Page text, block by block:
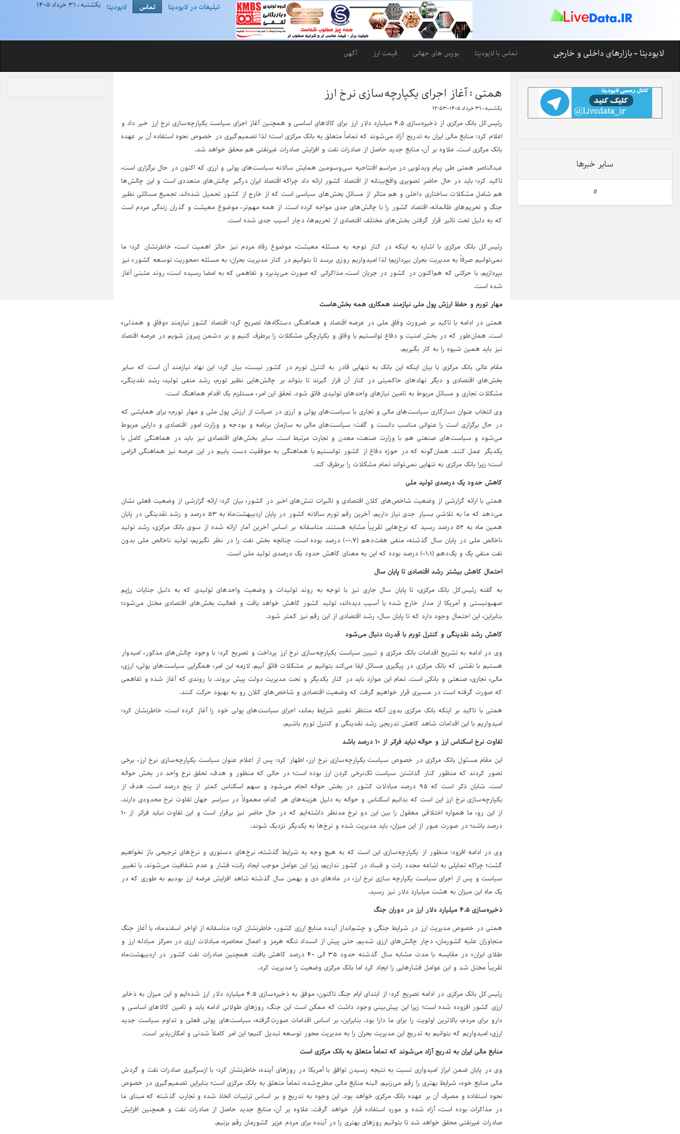
تبلیغات در لایودیتا تماس لایودیتا یکشنبه ، ۳۱ خرداد ۱۴۰۵
لایودیتا - بازارهای داخلی و خارجی آگهی قیمت ارز بورس های جهانی تماس با لایودیتا
همتی : آغاز اجرای یکپارچه‌سازی نرخ ارز
یکشنبه ، ۳۱ خرداد ۱۴۰۵-۱۲:۵۳
رئیس‌کل بانک مرکزی از ذخیره‌سازی ۴.۵ میلیارد دلار ارز برای کالاهای اساسی و همچنین آغاز اجرای سیاست یکپارچه‌سازی نرخ ارز خبر داد و
اعلام کرد: منابع مالی ایران به تدریج آزاد می‌شوند که تماماً متعلق به بانک مرکزی است؛ لذا تصمیم‌گیری در خصوص نحوه استفاده آن بر عهده
بانک مرکزی است. علاوه بر آن، منابع جدید حاصل از صادرات نفت و افزایش صادرات غیرنفتی هم محقق خواهد شد.
عبدالناصر همتی طی پیام ویدئویی در مراسم افتتاحیه سی‌وسومین همایش سالانه سیاست‌های پولی و ارزی که اکنون در حال برگزاری است،
تاکید کرد: باید در حال حاضر تصویری واقع‌بینانه از اقتصاد کشور ارائه داد چراکه اقتصاد ایران درگیر چالش‌های متعددی است و این چالش‌ها
هم شامل مشکلات ساختاری داخلی و هم متاثر از مسائل بخش‌های سیاسی است که از خارج از کشور تحمیل شده‌اند. تجمیع مسائلی نظیر
جنگ و تحریم‌های ظالمانه، اقتصاد کشور را با چالش‌های جدی مواجه کرده است. از همه مهم‌تر، موضوع معیشت و گذران زندگی مردم است
که به دلیل تحت تاثیر قرار گرفتن بخش‌های مختلف اقتصادی از تحریم‌ها، دچار آسیب جدی شده است.
رئیس‌کل بانک مرکزی با اشاره به اینکه در کنار توجه به مسئله معیشت، موضوع رفاه مردم نیز حائز اهمیت است، خاطرنشان کرد: ما
نمی‌توانیم صرفاً به مدیریت بحران بپردازیم؛ لذا امیدواریم روزی برسد تا بتوانیم در کنار مدیریت بحران، به مسئله «محوریت توسعه کشور» نیز
بپردازیم. با حرکتی که هم‌اکنون در کشور در جریان است، مذاکراتی که صورت می‌پذیرد و تفاهمی که به امضا رسیده است، روند مثبتی آغاز
شده است.
مهار تورم و حفظ ارزش پول ملی نیازمند همکاری همه بخش‌هاست
همتی در ادامه با تاکید بر ضرورت وفاق ملی در عرصه اقتصاد و هماهنگی دستگاه‌ها، تصریح کرد: اقتصاد کشور نیازمند «وفاق و همدلی»
است. همان‌طور که در بخش امنیت و دفاع توانستیم با وفاق و یکپارچگی مشکلات را برطرف کنیم و بر دشمن پیروز شویم در عرصه اقتصاد
نیز باید همین شیوه را به کار بگیریم.
مقام عالی بانک مرکزی با بیان اینکه این بانک به تنهایی قادر به کنترل تورم در کشور نیست، بیان کرد: این نهاد نیازمند آن است که سایر
بخش‌های اقتصادی و دیگر نهادهای حاکمیتی در کنار آن قرار گیرند تا بتواند بر چالش‌هایی نظیر تورم، رشد منفی تولید، رشد نقدینگی،
مشکلات تجاری و مسائل مربوط به تامین نیازهای واحدهای تولیدی فائق شود. تحقق این امر، مستلزم یک اقدام هماهنگ است.
وی انتخاب عنوان «سازگاری سیاست‌های مالی و تجاری با سیاست‌های پولی و ارزی در صیانت از ارزش پول ملی و مهار تورم» برای همایشی که
در حال برگزاری است را عنوانی مناسب دانست و گفت: سیاست‌های مالی به سازمان برنامه و بودجه و وزارت امور اقتصادی و دارایی مربوط
می‌شود و سیاست‌های صنعتی هم با وزارت صنعت، معدن و تجارت مرتبط است. سایر بخش‌های اقتصادی نیز باید در هماهنگی کامل با
یکدیگر عمل کنند. همان‌گونه که در حوزه دفاع از کشور توانستیم با هماهنگی به موفقیت دست یابیم در این عرصه نیز هماهنگی الزامی
است؛ زیرا بانک مرکزی به تنهایی نمی‌تواند تمام مشکلات را برطرف کند.
کاهش حدود یک درصدی تولید ملی
همتی با ارائه گزارشی از وضعیت شاخص‌های کلان اقتصادی و تاثیرات تنش‌های اخیر در کشور، بیان کرد: ارائه گزارشی از وضعیت فعلی نشان
می‌دهد که ما به تلاشی بسیار جدی نیاز داریم. آخرین رقم تورم سالانه کشور در پایان اردیبهشت‌ماه به ۵۳ درصد و رشد نقدینگی در پایان
همین ماه به ۵۲ درصد رسید که نرخ‌هایی تقریباً مشابه هستند. متاسفانه بر اساس آخرین آمار ارائه شده از سوی بانک مرکزی، رشد تولید
ناخالص ملی در پایان سال گذشته، منفی هفت‌دهم (۰.۷-) درصد بوده است. چنانچه بخش نفت را در نظر نگیریم، تولید ناخالص ملی بدون
نفت منفی یک و یک‌دهم (۱.۱-) درصد بوده که این به معنای کاهش حدود یک درصدی تولید ملی است.
احتمال کاهش بیشتر رشد اقتصادی تا پایان سال
به گفته رئیس‌کل بانک مرکزی، تا پایان سال جاری نیز با توجه به روند تولیدات و وضعیت واحدهای تولیدی که به دلیل جنایات رژیم
صهیونیستی و آمریکا از مدار خارج شده یا آسیب دیده‌اند، تولید کشور کاهش خواهد یافت و فعالیت بخش‌های اقتصادی مختل می‌شود؛
بنابراین، این احتمال وجود دارد که تا پایان سال، رشد اقتصادی از این رقم نیز کمتر شود.
کاهش رشد نقدینگی و کنترل تورم با قدرت دنبال می‌شود
وی در ادامه به تشریح اقدامات بانک مرکزی و تبیین سیاست یکپارچه‌سازی نرخ ارز پرداخت و تصریح کرد: با وجود چالش‌های مذکور، امیدوار
هستیم با نقشی که بانک مرکزی در پیگیری مسائل ایفا می‌کند بتوانیم بر مشکلات فائق آییم. لازمه این امر، همگرایی سیاست‌های پولی، ارزی،
مالی، تجاری، صنعتی و بانکی است. تمام این موارد باید در کنار یکدیگر و تحت مدیریت دولت پیش بروند. با روندی که آغاز شده و تفاهمی
که صورت گرفته است در مسیری قرار خواهیم گرفت که وضعیت اقتصادی و شاخص‌های کلان رو به بهبود حرکت کنند.
همتی با تاکید بر اینکه بانک مرکزی بدون آنکه منتظر تغییر شرایط بماند، اجرای سیاست‌های پولی خود را آغاز کرده است، خاطرنشان کرد:
امیدواریم با این اقدامات شاهد کاهش تدریجی رشد نقدینگی و کنترل تورم باشیم.
تفاوت نرخ اسکناس ارز و حواله نباید فراتر از ۱۰ درصد باشد
این مقام مسئول بانک مرکزی در خصوص سیاست یکپارچه‌سازی نرخ ارز، اظهار کرد: پس از اعلام عنوان سیاست یکپارچه‌سازی نرخ ارز، برخی
تصور کردند که منظور کنار گذاشتن سیاست تک‌نرخی کردن ارز بوده است؛ در حالی که منظور و هدف، تحقق نرخ واحد در بخش حواله
است. شایان ذکر است که ۹۵ درصد مبادلات کشور در بخش حواله انجام می‌شود و سهم اسکناس کمتر از پنج درصد است. هدف از
یکپارچه‌سازی نرخ ارز این است که بدانیم اسکناس و حواله به دلیل هزینه‌های هر کدام، معمولاً در سراسر جهان تفاوت نرخ محدودی دارند.
از این رو، ما همواره اختلافی معقول را بین این دو نرخ مدنظر داشته‌ایم که در حال حاضر نیز برقرار است و این تفاوت نباید فراتر از ۱۰
درصد باشد؛ در صورت عبور از این میزان، باید مدیریت شده و نرخ‌ها به یکدیگر نزدیک شوند.
وی در ادامه افزود: منظور از یکپارچه‌سازی این است که به هیچ وجه به شرایط گذشته، نرخ‌های دستوری و نرخ‌های ترجیحی باز نخواهیم
گشت؛ چراکه تمایلی به اشاعه مجدد رانت و فساد در کشور نداریم، زیرا این عوامل موجب ایجاد رانت، فشار و عدم شفافیت می‌شوند. با تغییر
سیاست و پس از اجرای سیاست یکپارچه سازی نرخ ارز، در ماه‌های دی و بهمن سال گذشته شاهد افزایش عرضه ارز بودیم به طوری که در
یک ماه این میزان به هشت میلیارد دلار نیز رسید.
ذخیره‌سازی ۴.۵ میلیارد دلار ارز در دوران جنگ
همتی در خصوص مدیریت ارز در شرایط جنگی و چشم‌انداز آینده منابع ارزی کشور، خاطرنشان کرد: متاسفانه از اواخر اسفندماه، با آغاز جنگ
متجاوزان علیه کشورمان، دچار چالش‌های ارزی شدیم. حتی پیش از انسداد تنگه هرمز و اعمال محاصره، مبادلات ارزی در «مرکز مبادله ارز و
طلای ایران» در مقایسه با مدت مشابه سال گذشته حدود ۳۵ الی ۴۰ درصد کاهش یافت. همچنین صادرات نفت کشور در اردیبهشت‌ماه
تقریباً مختل شد و این عوامل فشارهایی را ایجاد کرد اما بانک مرکزی وضعیت را مدیریت کرد.
رئیس‌کل بانک مرکزی در ادامه تصریح کرد: از ابتدای ایام جنگ تاکنون، موفق به ذخیره‌سازی ۴.۵ میلیارد دلار ارز شده‌ایم و این میزان به ذخایر
ارزی کشور افزوده شده است؛ زیرا این پیش‌بینی وجود داشت که ممکن است این جنگ، روزهای طولانی ادامه یابد و تامین کالاهای اساسی و
دارو برای مردم، بالاترین اولویت را برای ما دارا بود. بنابراین، بر اساس اقدامات صورت‌گرفته، سیاست‌های پولی فعلی و تداوم سیاست جدید
ارزی، امیدواریم که بتوانیم به تدریج این مدیریت بحران را به مدیریت محور توسعه تبدیل کنیم؛ این امر کاملاً شدنی و امکان‌پذیر است.
منابع مالی ایران به تدریج آزاد می‌شوند که تماماً متعلق به بانک مرکزی است
وی در پایان ضمن ابراز امیدواری نسبت به نتیجه رسیدن توافق با آمریکا در روزهای آینده، خاطرنشان کرد: با ازسرگیری صادرات نفت و گردش
مالی منابع خود، شرایط بهتری را رقم می‌زنیم. البته منابع مالی مطرح‌شده، تماماً متعلق به بانک مرکزی است؛ بنابراین تصمیم‌گیری در خصوص
نحوه استفاده و مصرف آن بر عهده بانک مرکزی خواهد بود. این وجوه به تدریج و بر اساس ترتیبات اتخاذ شده و تجارب گذشته که مبنای ما
در مذاکرات بوده است، آزاد شده و مورد استفاده قرار خواهد گرفت. علاوه بر آن، منابع جدید حاصل از صادرات نفت و همچنین افزایش
صادرات غیرنفتی محقق خواهد شد تا بتوانیم روزهای بهتری را در آینده برای مردم عزیز کشورمان رقم بزنیم.
سایر خبرها
#